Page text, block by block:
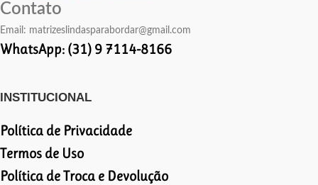
Contato
Email: matrizeslindasparabordar@gmail.com
WhatsApp: (31) 9 7114-8166
INSTITUCIONAL
Política de Privacidade
Termos de Uso
Política de Troca e Devolução